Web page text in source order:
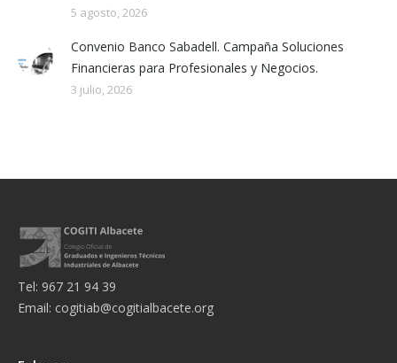
5 agosto, 2026
Convenio Banco Sabadell. Campaña Soluciones
Financieras para Profesionales y Negocios.
3 julio, 2026
Tel: 967 21 94 39
Email: cogitiab@cogitialbacete.org